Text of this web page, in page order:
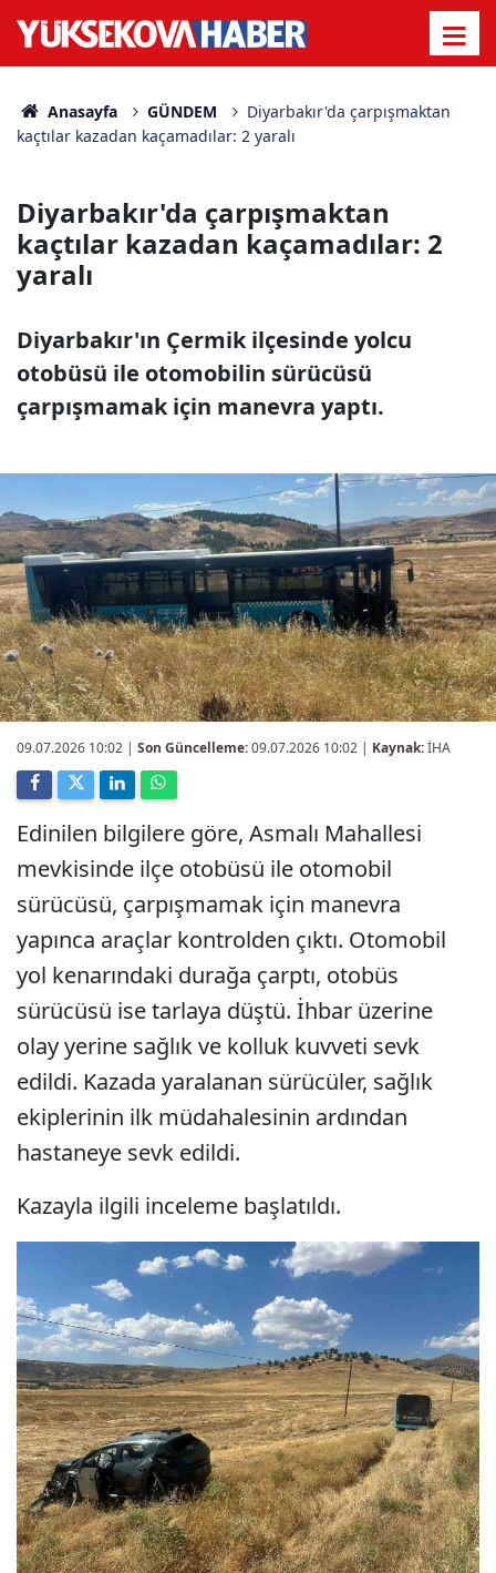
Anasayfa GÜNDEM
Diyarbakır'da çarpışmaktan
kaçtılar kazadan kaçamadılar: 2 yaralı
Diyarbakır'da çarpışmaktan
kaçtılar kazadan kaçamadılar: 2
yaralı
Diyarbakır'ın Çermik ilçesinde yolcu
otobüsü ile otomobilin sürücüsü
çarpışmamak için manevra yaptı.
09.07.2026 10:02 | Son Güncelleme:09.07.2026 10:02 | Kaynak:İHA
Edinilen bilgilere göre, Asmalı Mahallesi
mevkisinde ilçe otobüsü ile otomobil
sürücüsü, çarpışmamak için manevra
yapınca araçlar kontrolden çıktı. Otomobil
yol kenarındaki durağa çarptı, otobüs
sürücüsü ise tarlaya düştü. İhbar üzerine
olay yerine sağlık ve kolluk kuvveti sevk
edildi. Kazada yaralanan sürücüler, sağlık
ekiplerinin ilk müdahalesinin ardından
hastaneye sevk edildi.
Kazayla ilgili inceleme başlatıldı.